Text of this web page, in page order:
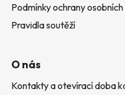
Podmínky ochrany
Pravidla soutěží
O nás
Kontakty a otevírací doba